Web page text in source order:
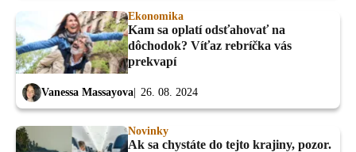
Ekonomika
Kam sa oplatí odsťahovať na
dôchodok? Víťaz rebríčka vás
prekvapí
Vanessa Massayova 26. 08. 2024
Novinky
Ak sa chystáte do tejto krajiny, pozor.